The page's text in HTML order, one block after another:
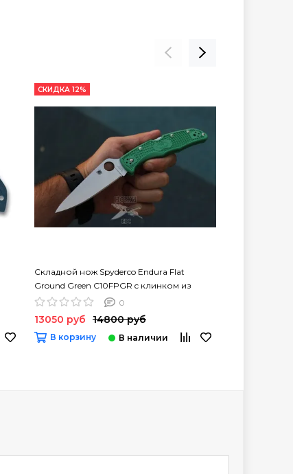
СКИДКА 12%
Складной нож Spyderco Endura Flat
Ground Green C10FPGR c клинком из
стали VG-10, рукоять FRN
0
13050 руб 14800 руб
В корзину